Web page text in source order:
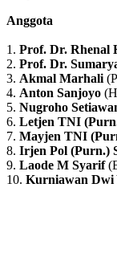
Anggota
1. Prof. Dr. Rhenal
2. Prof. Dr.
3. Akmal Marhali
4. Anton Sanjoyo
5. Nugroho
6. Letjen TNI
7. Mayjen TNI
8. Irjen Pol (Purn.)
9. Laode M Syarif
10. Kurniawan Dwi